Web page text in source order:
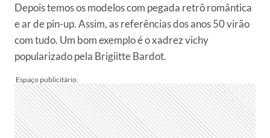
Depois temos os modelos com pegada retrô romântica
e ar de pin-up. Assim, as referências dos anos 50 virão
com tudo. Um bom exemplo é o xadrez vichy
popularizado pela Brigiitte Bardot.